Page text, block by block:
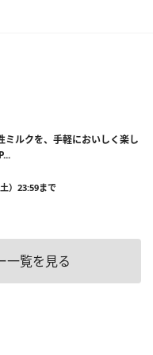
ミルクを、手軽においしく楽し
）23:59まで
一覧を見る